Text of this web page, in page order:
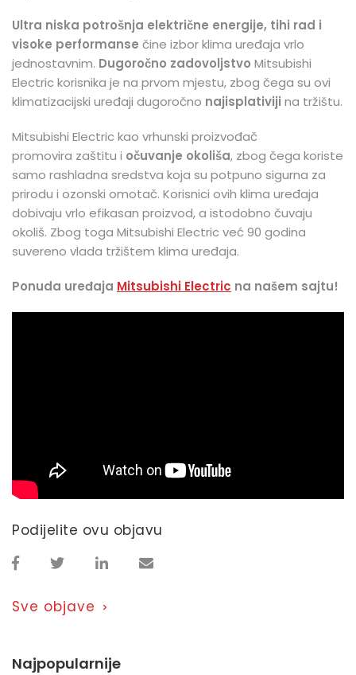
Ultra niska potrošnja električne energije, tihi rad i
visoke performanse čine izbor klima uređaja vrlo
jednostavnim. Dugoročno zadovoljstvo Mitsubishi
Electric korisnika je na prvom mjestu, zbog čega su ovi
klimatizacijski uređaji dugoročno najisplativiji na tržištu.
Mitsubishi Electric kao vrhunski proizvođač
promovira zaštitu i očuvanje okoliša, zbog čega koriste
samo rashladna sredstva koja su potpuno sigurna za
prirodu i ozonski omotač. Korisnici ovih klima uređaja
dobivaju vrlo efikasan proizvod, a istodobno čuvaju
okoliš. Zbog toga Mitsubishi Electric već 90 godina
suvereno vlada tržištem klima uređaja.
Ponuda uređaja Mitsubishi Electric na našem sajtu!
Podijelite ovu objavu
Sve objave >
Najpopularnije